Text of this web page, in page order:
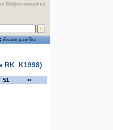
Biblijos svetainės
išsami paieška
RK_K1998)
51